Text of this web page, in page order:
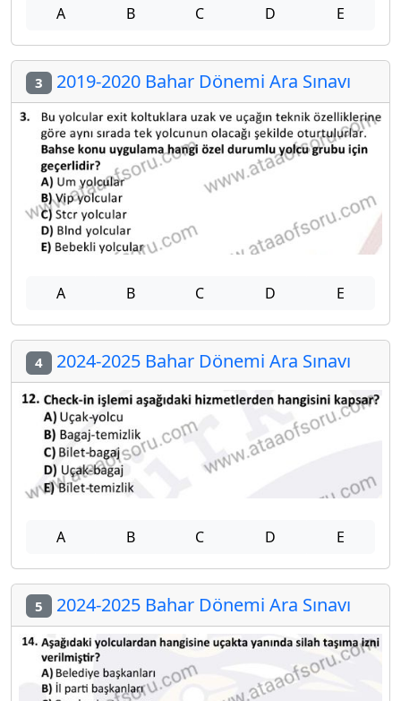
A B C D E
3 2019-2020 Bahar Dönemi Ara Sınavı
A B C D E
4 2024-2025 Bahar Dönemi Ara Sınavı
A B C D E
5 2024-2025 Bahar Dönemi Ara Sınavı